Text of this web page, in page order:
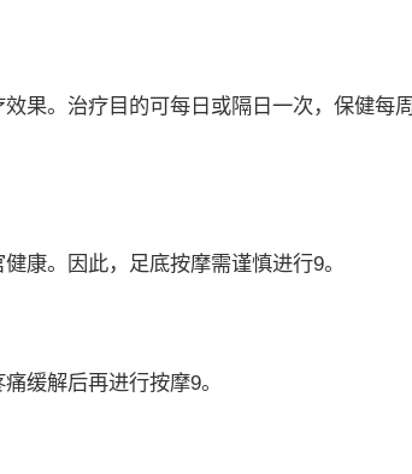
果。治疗目的可每日或隔日一次，保健每
康。因此，足底按摩需谨慎进行9。
缓解后再进行按摩9。